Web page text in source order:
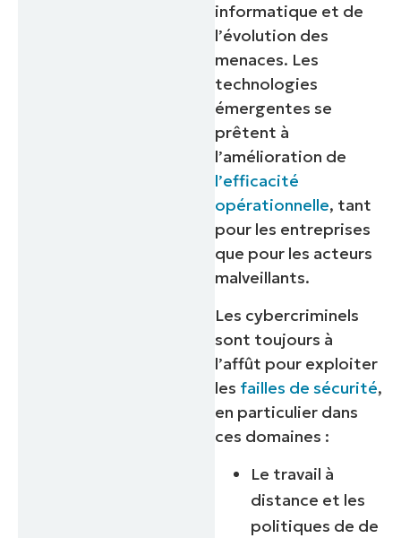
informatique et de
l’évolution des
menaces. Les
technologies
émergentes se
prêtent à
l’amélioration de
l’efficacité
opérationnelle, tant
pour les entreprises
que pour les acteurs
malveillants.
Les cybercriminels
sont toujours à
l’affût pour exploiter
les failles de sécurité,
en particulier dans
ces domaines :
Le travail à
distance et les
politiques de de